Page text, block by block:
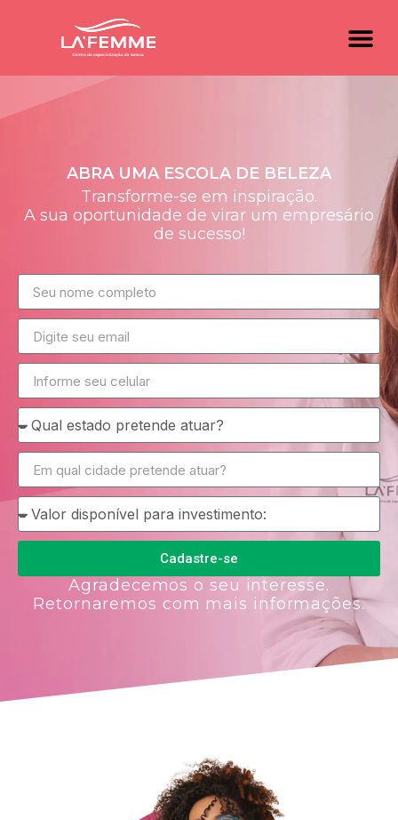
ABRA UMA ESCOLA DE BELEZA
Transforme-se em inspiração.
A sua oportunidade de virar um empresário
de sucesso!
Cadastre-se
Agradecemos o seu interesse.
Retornaremos com mais informações.